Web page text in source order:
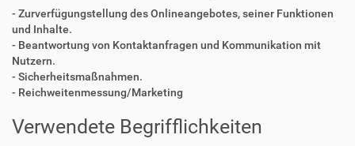
- Zurverfügungstellung des Onlineangebotes, seiner Funktionen
und Inhalte.
- Beantwortung von Kontaktanfragen und Kommunikation mit
Nutzern.
- Sicherheitsmaßnahmen.
- Reichweitenmessung/Marketing
Verwendete Begrifflichkeiten